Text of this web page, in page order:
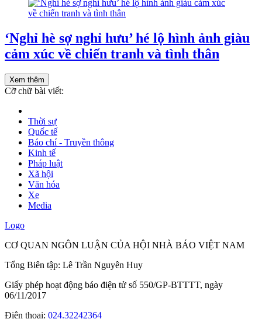
‘Nghỉ hè sợ nghỉ hưu’ hé lộ hình ảnh giàu
cảm xúc về chiến tranh và tình thân
Xem thêm
Cỡ chữ bài viết:
Thời sự
Quốc tế
Báo chí - Truyền thông
Kinh tế
Pháp luật
Xã hội
Văn hóa
Xe
Media
Logo
CƠ QUAN NGÔN LUẬN CỦA HỘI NHÀ BÁO VIỆT NAM
Tổng Biên tập: Lê Trần Nguyên Huy
Giấy phép hoạt động báo điện tử số 550/GP-BTTTT, ngày
06/11/2017
Điện thoại: 024.32242364